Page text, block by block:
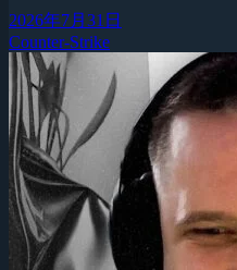
2026年7月31日
Counter-Strike